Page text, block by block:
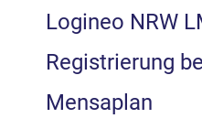
Logineo NRW
Registrierung
Mensaplan